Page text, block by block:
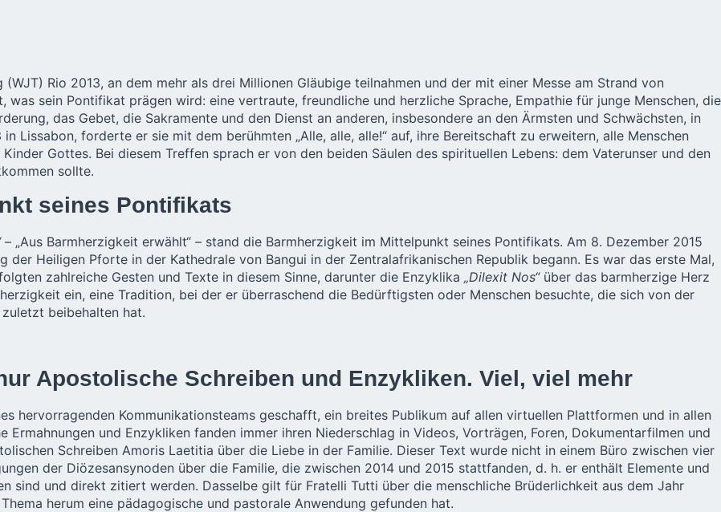
Rio 2013, an dem mehr als drei Millionen Gläubige teilnahmen und der mit einer Messe am Strand von
sein Pontifikat prägen wird: eine vertraute, freundliche und herzliche Sprache, Empathie für junge Menschen, die
das Gebet, die Sakramente und den Dienst an anderen, insbesondere an den Ärmsten und Schwächsten, in
Lissabon, forderte er sie mit dem berühmten „Alle, alle, alle!“ auf, ihre Bereitschaft zu erweitern, alle Menschen
Gottes. Bei diesem Treffen sprach er von den beiden Säulen des spirituellen Lebens: dem Vaterunser und den
sollte.
seines Pontifikats
– „Aus Barmherzigkeit erwählt“ – stand die Barmherzigkeit im Mittelpunkt seines Pontifikats. Am 8. Dezember 2015
Heiligen Pforte in der Kathedrale von Bangui in der Zentralafrikanischen Republik begann. Es war das erste Mal,
zahlreiche Gesten und Texte in diesem Sinne, darunter die Enzyklika „Dilexit Nos“ über das barmherzige Herz
ein, eine Tradition, bei der er überraschend die Bedürftigsten oder Menschen besuchte, die sich von der
beibehalten hat.
Apostolische Schreiben und Enzykliken. Viel, viel mehr
hervorragenden Kommunikationsteams geschafft, ein breites Publikum auf allen virtuellen Plattformen und in allen
und Enzykliken fanden immer ihren Niederschlag in Videos, Vorträgen, Foren, Dokumentarfilmen und
Schreiben Amoris Laetitia über die Liebe in der Familie. Dieser Text wurde nicht in einem Büro zwischen vier
der Diözesansynoden über die Familie, die zwischen 2014 und 2015 stattfanden, d. h. er enthält Elemente und
sind und direkt zitiert werden. Dasselbe gilt für Fratelli Tutti über die menschliche Brüderlichkeit aus dem Jahr
herum eine pädagogische und pastorale Anwendung gefunden hat.